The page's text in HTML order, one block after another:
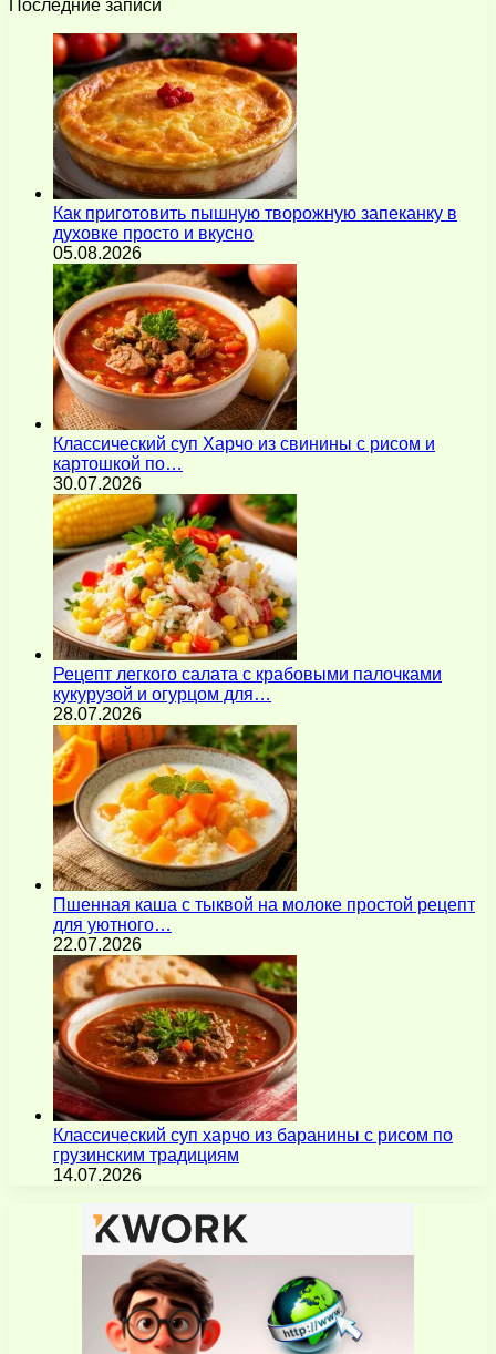
Последние записи
Как приготовить пышную творожную запеканку в
духовке просто и вкусно
05.08.2026
Классический суп Харчо из свинины с рисом и
картошкой по…
30.07.2026
Рецепт легкого салата с крабовыми палочками
кукурузой и огурцом для…
28.07.2026
Пшенная каша с тыквой на молоке простой рецепт
для уютного…
22.07.2026
Классический суп харчо из баранины с рисом по
грузинским традициям
14.07.2026